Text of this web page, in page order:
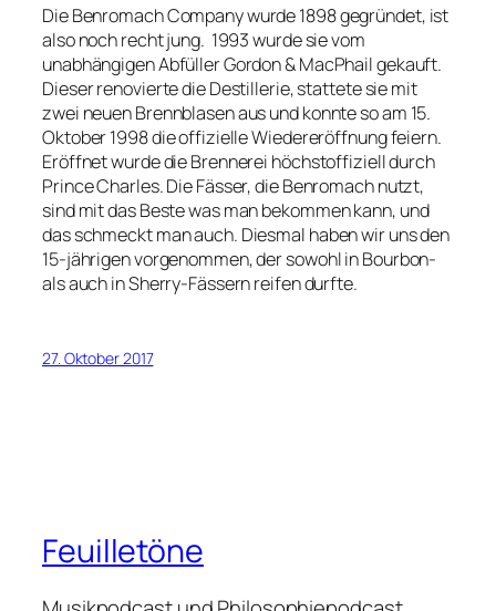
Die Benromach Company wurde 1898 gegründet, ist
also noch recht jung. 1993 wurde sie vom
unabhängigen Abfüller Gordon & MacPhail gekauft.
Dieser renovierte die Destillerie, stattete sie mit
zwei neuen Brennblasen aus und konnte so am 15.
Oktober 1998 die offizielle Wiedereröffnung feiern.
Eröffnet wurde die Brennerei höchstoffiziell durch
Prince Charles. Die Fässer, die Benromach nutzt,
sind mit das Beste was man bekommen kann, und
das schmeckt man auch. Diesmal haben wir uns den
15-jährigen vorgenommen, der sowohl in Bourbon-
als auch in Sherry-Fässern reifen durfte.
27. Oktober 2017
Feuilletöne